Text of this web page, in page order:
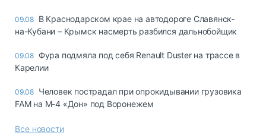
09.08 В Краснодарском крае на автодороге Славянск-
на-Кубани – Крымск насмерть разбился дальнобойщик
09.08 Фура подмяла под себя Renault Duster на трассе в
Карелии
09.08 Человек пострадал при опрокидывании грузовика
FAM на М-4 «Дон» под Воронежем
Все новости